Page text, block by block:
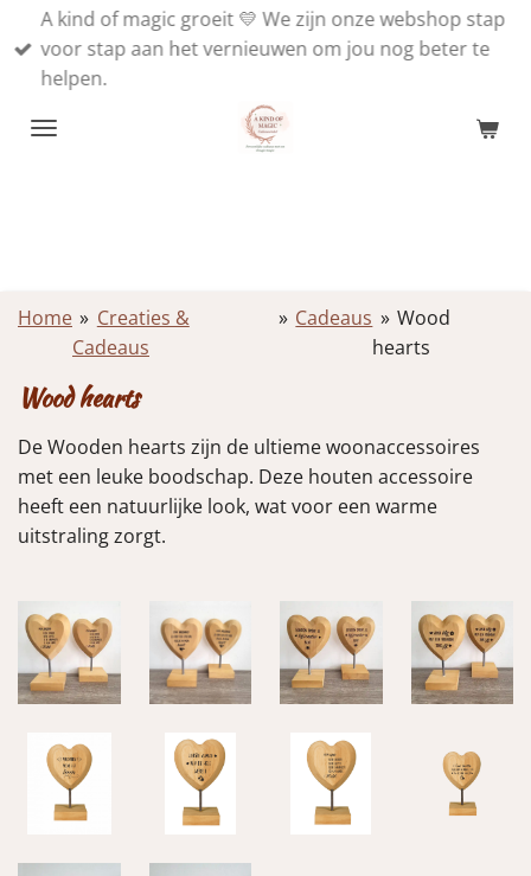
direct
naar
A kind of magic groeit 💛 We zijn onze webshop stap
voor stap aan het vernieuwen om jou nog beter te
helpen.
Home » Creaties &
Cadeaus
» Cadeaus » Wood
hearts
Wood hearts
De Wooden hearts zijn de ultieme woonaccessoires
met een leuke boodschap. Deze houten accessoire
heeft een natuurlijke look, wat voor een warme
uitstraling zorgt.